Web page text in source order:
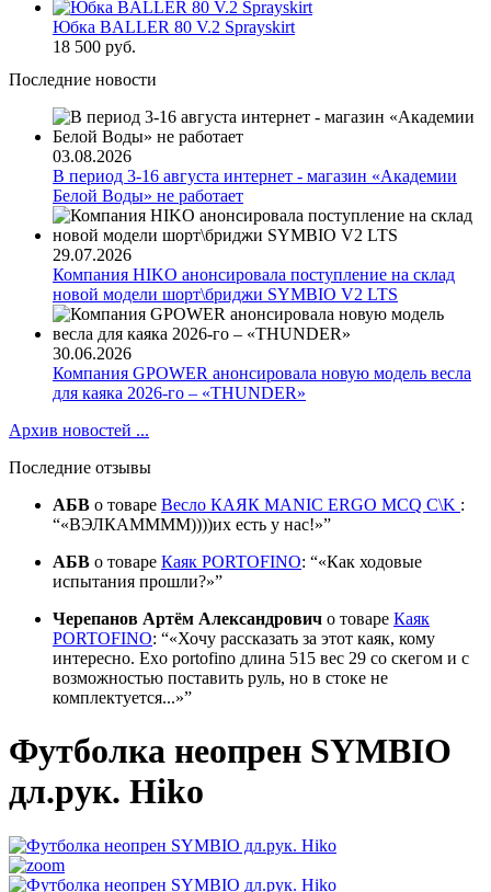
Юбка BALLER 80 V.2 Sprayskirt
18 500 руб.
Последние новости
03.08.2026
В период 3-16 августа интернет - магазин «Академии
Белой Воды» не работает
29.07.2026
Компания HIKO анонсировала поступление на склад
новой модели шорт\бриджи SYMBIO V2 LTS
30.06.2026
Компания GPOWER анонсировала новую модель весла
для каяка 2026-го – «THUNDER»
Архив новостей ...
Последние отзывы
АБВ о товаре Весло КАЯК MANIC ERGO MCQ C\K :
«ВЭЛКАММММ))))их есть у нас!»
АБВ о товаре Каяк PORTOFINO:
«Как ходовые
испытания прошли?»
Черепанов Артём Александрович о товаре Каяк
PORTOFINO:
«Хочу рассказать за этот каяк, кому
интересно. Exo portofino длина 515 вес 29 со скегом и с
возможностью поставить руль, но в стоке не
комплектуется...»
Футболка неопрен SYMBIO
дл.рук. Hiko